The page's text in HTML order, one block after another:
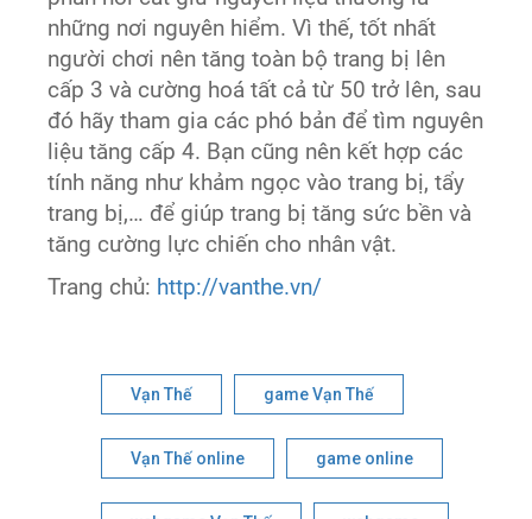
những nơi nguyên hiểm. Vì thế, tốt nhất
người chơi nên tăng toàn bộ trang bị lên
cấp 3 và cường hoá tất cả từ 50 trở lên, sau
đó hãy tham gia các phó bản để tìm nguyên
liệu tăng cấp 4. Bạn cũng nên kết hợp các
tính năng như khảm ngọc vào trang bị, tẩy
trang bị,… để giúp trang bị tăng sức bền và
tăng cường lực chiến cho nhân vật.
Trang chủ: http://vanthe.vn/
Vạn Thế game Vạn Thế
Vạn Thế online game online